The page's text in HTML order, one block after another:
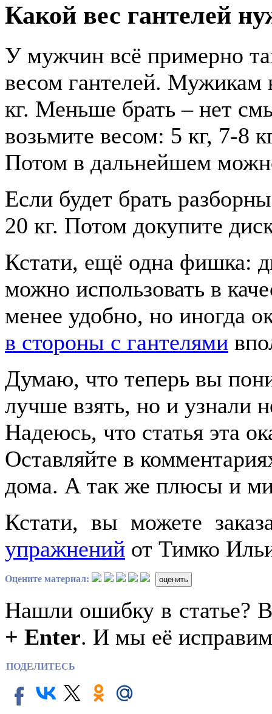
Какой вес гантелей
У мужчин всё примерно
весом гантелей. Мужикам
кг. Меньше брать – нет
возьмите весом: 5 кг, 7-8
Потом в дальнейшем
Если будет брать
20 кг. Потом докупите
Кстати, ещё одна фишка:
можно использовать в
менее удобно, но иногда
в стороны с гантелями
Думаю, что теперь вы
лучше взять, но и узнали
Надеюсь, что статья эта
Оставляйте в
дома. А так же плюсы и
Кстати, вы можете
упражнений от Тимко
Оцените материал: оценить
Нашли ошибку в статье?
+ Enter. И мы её
ПОДЕЛИТЕСЬ